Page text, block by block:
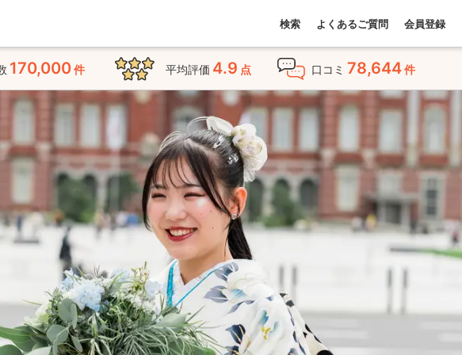
検索 よくあるご質問 会員登録
170,000件 平均評価 4.9 点 口コミ 78,644件